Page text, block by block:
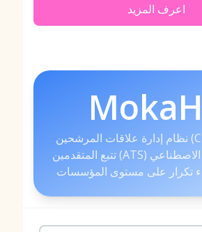
اعرف المزيد
نظام إدارة علاقات المرشحين (CRM) + نظام
تتبع المتقدمين (ATS) أصيل بالذكاء الاصطناعي
تكرار على مستوى المؤسسات